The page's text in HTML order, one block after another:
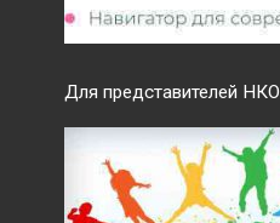
Для представителей НКО